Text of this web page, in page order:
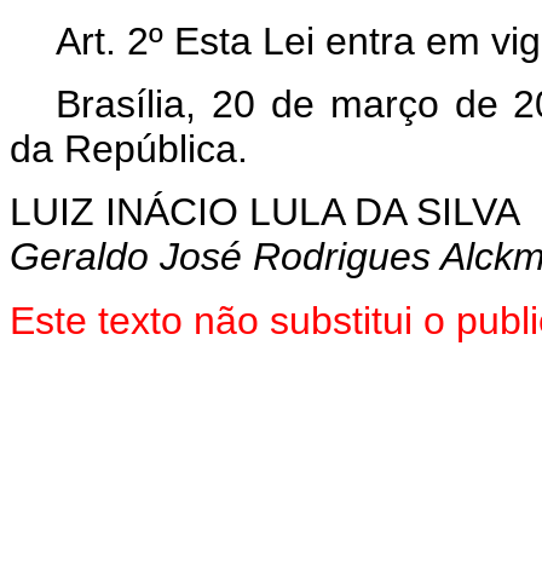
Art. 2º Esta Lei entra em
Brasília, 20 de março de
da República.
LUIZ INÁCIO LULA DA SILVA
Geraldo José Rodrigues
Este texto não substitui o